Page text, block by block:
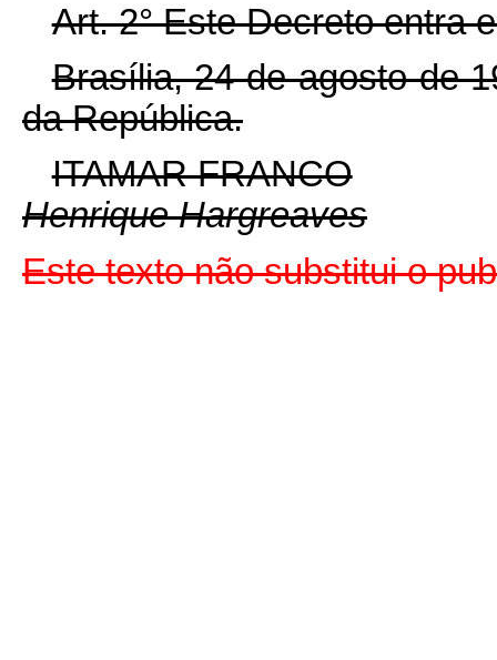
Art. 2° Este Decreto entra
Brasília, 24 de agosto de
da República.
ITAMAR FRANCO
Henrique Hargreaves
Este texto não substitui o